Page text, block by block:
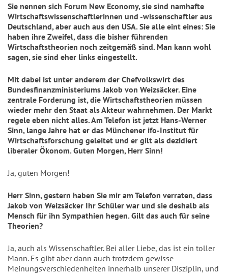
Sie nennen sich Forum New Economy, sie sind namhafte
Wirtschaftswissenschaftlerinnen und -wissenschaftler aus
Deutschland, aber auch aus den USA. Sie alle eint eines: Sie
haben ihre Zweifel, dass die bisher führenden
Wirtschaftstheorien noch zeitgemäß sind. Man kann wohl
sagen, sie sind eher links eingestellt.
Mit dabei ist unter anderem der Chefvolkswirt des
Bundesfinanzministeriums Jakob von Weizsäcker. Eine
zentrale Forderung ist, die Wirtschaftstheorien müssen
wieder mehr den Staat als Akteur wahrnehmen. Der Markt
regele eben nicht alles. Am Telefon ist jetzt Hans-Werner
Sinn, lange Jahre hat er das Münchener ifo-Institut für
Wirtschaftsforschung geleitet und er gilt als dezidiert
liberaler Ökonom. Guten Morgen, Herr Sinn!
Ja, guten Morgen!
Herr Sinn, gestern haben Sie mir am Telefon verraten, dass
Jakob von Weizsäcker Ihr Schüler war und sie deshalb als
Mensch für ihn Sympathien hegen. Gilt das auch für seine
Theorien?
Ja, auch als Wissenschaftler. Bei aller Liebe, das ist ein toller
Mann. Es gibt aber dann auch trotzdem gewisse
Meinungsverschiedenheiten innerhalb unserer Disziplin, und